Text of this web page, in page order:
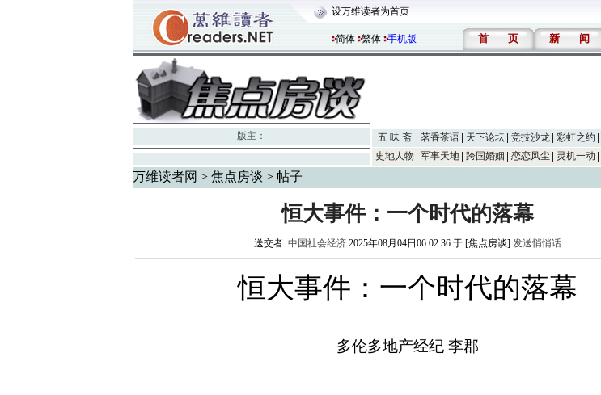
设万维读者为首页
简体 繁体 手机版 首 页 新 闻
版主： 五 味 斋 茗香茶语 天下论坛 竞技沙龙 彩虹之约
史地人物
军事天地 跨国婚姻 恋恋风尘 灵机一动
万维读者网 > 焦点房谈 > 帖子
恒大事件：一个时代的落幕
送交者: 中国社会经济 2025年08月04日06:02:36 于 [焦点房谈] 发送悄悄话
恒大事件：一个时代的落幕
多伦多地产经纪 李郡